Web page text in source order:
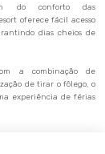
do conforto das
oferece fácil acesso
dias cheios de
a combinação de
de tirar o fôlego, o
experiência de férias
conforto e a elegância